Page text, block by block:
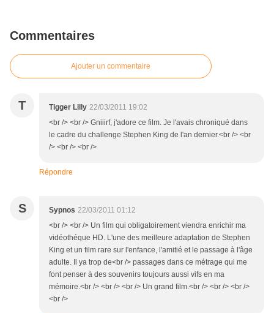
Commentaires
Ajouter un commentaire
T Tigger Lilly 22/03/2011 19:02
<br /> <br /> Gniiirf, j'adore ce film. Je l'avais chroniqué dans
le cadre du challenge Stephen King de l'an dernier.<br /> <br
/> <br /> <br />
Répondre
S Sypnos 22/03/2011 01:12
<br /> <br /> Un film qui obligatoirement viendra enrichir ma
vidéothéque HD. L'une des meilleure adaptation de Stephen
King et un film rare sur l'enfance, l'amitié et le passage à l'âge
adulte. Il ya trop de<br /> passages dans ce métrage qui me
font penser à des souvenirs toujours aussi vifs en ma
mémoire.<br /> <br /> <br /> Un grand film.<br /> <br /> <br />
<br />